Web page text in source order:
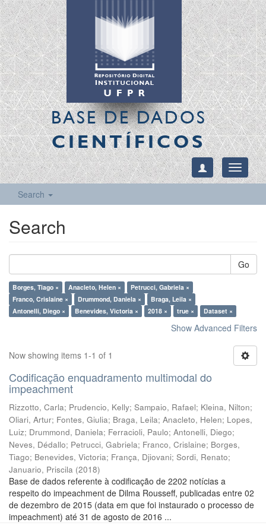
BASE DE DADOS
CIENTÍFICOS
Toggle
Search
Search
Go
Borges, Tiago × Anacleto, Helen ×
Petrucci, Gabriela ×
Franco, Crislaine ×
Drummond, Daniela ×
Braga, Leila ×
Antonelli, Diego ×
Benevides, Victoria × 2018 × true × Dataset ×
Show Advanced Filters
Now showing items 1-1 of 1
Codificação enquadramento multimodal do
impeachment
Rizzotto, Carla; Prudencio, Kelly; Sampaio, Rafael; Kleina, Nilton;
Oliari, Artur; Fontes, Giulia; Braga, Leila; Anacleto, Helen; Lopes,
Luiz; Drummond, Daniela; Ferracioli, Paulo; Antonelli, Diego;
Neves, Dédallo; Petrucci, Gabriela; Franco, Crislaine; Borges,
Tiago; Benevides, Victoria; França, Djiovani; Sordi, Renato;
Januario, Priscila (2018)
Base de dados referente à codificação de 2202 notícias a
respeito do impeachment de Dilma Rousseff, publicadas entre 02
de dezembro de 2015 (data em que foi instaurado o processo de
impeachment) até 31 de agosto de 2016 ...